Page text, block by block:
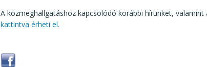
A közmeghallgatáshoz kapcsolódó korábbi hírünket,
kattintva érheti el.